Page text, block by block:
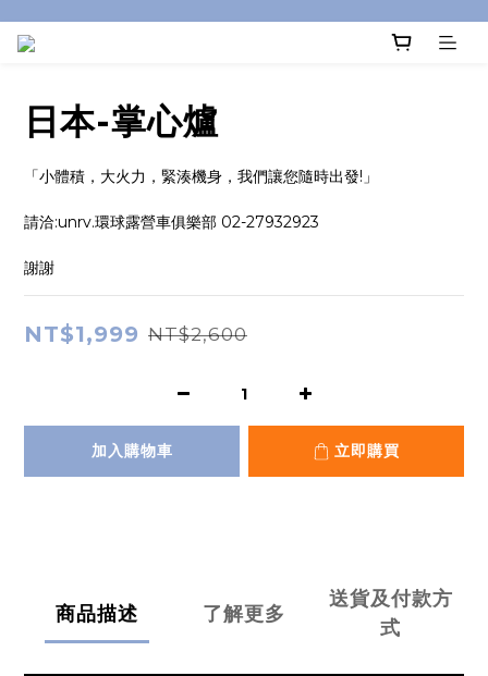
日本-掌心爐
「小體積，大火力，緊湊機身，我們讓您隨時出發!」
請洽:unrv.環球露營車俱樂部 02-27932923
謝謝
NT$1,999 NT$2,600
加入購物車 立即購買
商品描述 了解更多
送貨及付款方
式